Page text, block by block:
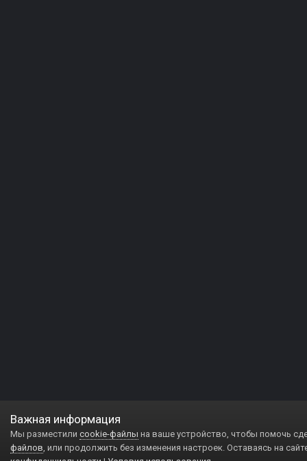
Важная информация
Мы разместили cookie-файлы на ваше устройство, чтобы помочь
файлов, или продолжить без изменения настроек. Оставаясь на